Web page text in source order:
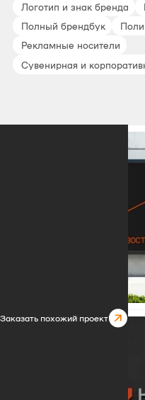
Логотип и знак бренда
Полный брендбук
Рекламные носители
Сувенирная и
Заказать похожий проект